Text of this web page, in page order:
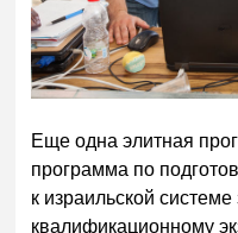
Еще одна элитная
программа по
к израильской
квалификационному